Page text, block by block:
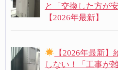
と「交換した方が
【2026年最新】
【2026年最新
しない！「工事が